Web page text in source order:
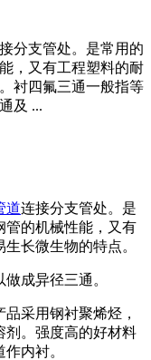
分支管处。是常用的
，又有工程塑料的耐
衬四氟三通一般指等
及 ...
道连接分支管处。是
管的机械性能，又有
长微生物的特点。
成异径三通。
采用钢衬聚烯烃，
剂。强度高的好材料
内衬。